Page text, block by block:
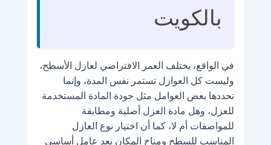
بالكويت
في الواقع، يختلف العمر الافتراضي لعازل الأسطح،
وليست كل العوازل تستمر نفس المدة، وإنما
تحددها بعض العوامل مثل جودة المادة المستخدمة
للعزل، وهل مادة العزل أصلية ومطابقة
للمواصفات أم لا، كما أن اختيار نوع العازل
المناسب للسطح ومناخ المكان يعد عامل أساسي